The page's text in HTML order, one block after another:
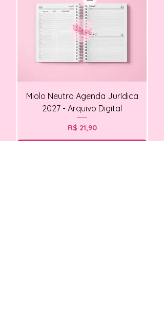
Miolo Neutro Agenda Jurídica
2027 - Arquivo Digital
Preço
R$ 21,90